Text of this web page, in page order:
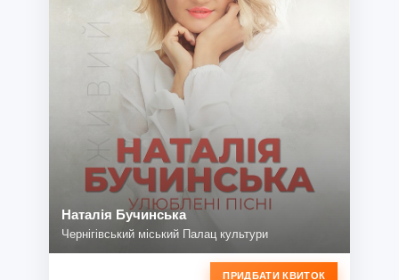
Наталія Бучинська
Чернігівський міський Палац культури
ПРИДБАТИ КВИТОК